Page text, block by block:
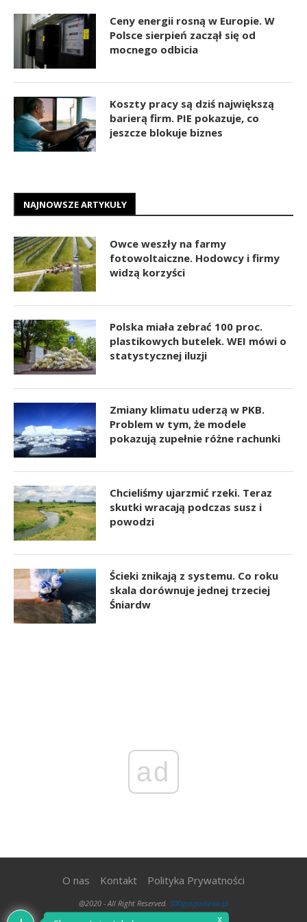
Ceny energii rosną w Europie. W
Polsce sierpień zaczął się od
mocnego odbicia
Koszty pracy są dziś największą
barierą firm. PIE pokazuje, co
jeszcze blokuje biznes
NAJNOWSZE ARTYKUŁY
Owce weszły na farmy
fotowoltaiczne. Hodowcy i firmy
widzą korzyści
Polska miała zebrać 100 proc.
plastikowych butelek. WEI mówi o
statystycznej iluzji
Zmiany klimatu uderzą w PKB.
Problem w tym, że modele
pokazują zupełnie różne rachunki
Chcieliśmy ujarzmić rzeki. Teraz
skutki wracają podczas susz i
powodzi
Ścieki znikają z systemu. Co roku
skala dorównuje jednej trzeciej
Śniardw
ad
O nas Kontakt Polityka Prywatności
@2020 - All Right Reserved. 300gospodarka.pl
x